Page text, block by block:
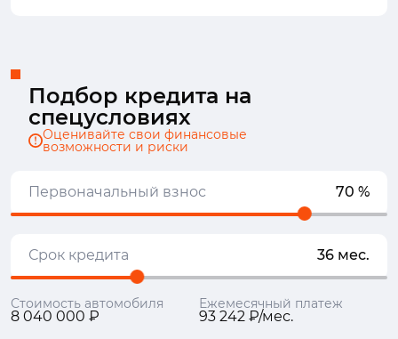
Подбор кредита на
спецусловиях
Оценивайте свои финансовые
возможности и риски
Первоначальный взнос 70 %
Срок кредита 36 мес.
Стоимость автомобиля
8 040 000 ₽
Ежемесячный платеж
93 242 ₽/мес.